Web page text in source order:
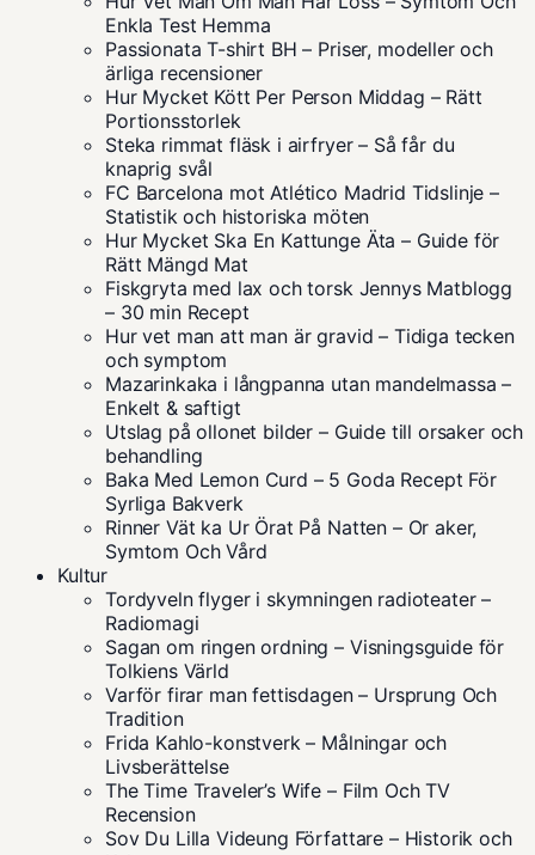
Enkla Test Hemma
Passionata T-shirt BH – Priser, modeller och
ärliga recensioner
Hur Mycket Kött Per Person Middag – Rätt
Portionsstorlek
Steka rimmat fläsk i airfryer – Så får du
knaprig svål
FC Barcelona mot Atlético Madrid Tidslinje –
Statistik och historiska möten
Hur Mycket Ska En Kattunge Äta – Guide för
Rätt Mängd Mat
Fiskgryta med lax och torsk Jennys Matblogg
– 30 min Recept
Hur vet man att man är gravid – Tidiga tecken
och symptom
Mazarinkaka i långpanna utan mandelmassa –
Enkelt & saftigt
Utslag på ollonet bilder – Guide till orsaker och
behandling
Baka Med Lemon Curd – 5 Goda Recept För
Syrliga Bakverk
Rinner Vät ka Ur Örat På Natten – Or aker,
Symtom Och Vård
Kultur
Tordyveln flyger i skymningen radioteater –
Radiomagi
Sagan om ringen ordning – Visningsguide för
Tolkiens Värld
Varför firar man fettisdagen – Ursprung Och
Tradition
Frida Kahlo-konstverk – Målningar och
Livsberättelse
The Time Traveler’s Wife – Film Och TV
Recension
Sov Du Lilla Videung Författare – Historik och